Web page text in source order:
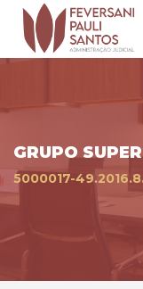
PROCESSOS
HABILITAÇÃO E
ASSEMBLEIA
GRUPO
5000017-